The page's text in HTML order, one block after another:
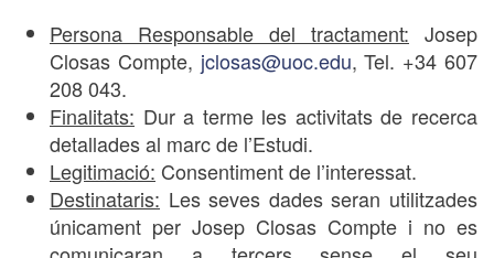
Persona Responsable del tractament: Josep
Closas Compte, jclosas@uoc.edu, Tel. +34 607
208 043.
Finalitats: Dur a terme les activitats de recerca
detallades al marc de l’Estudi.
Legitimació: Consentiment de l’interessat.
Destinataris: Les seves dades seran utilitzades
únicament per Josep Closas Compte i no es